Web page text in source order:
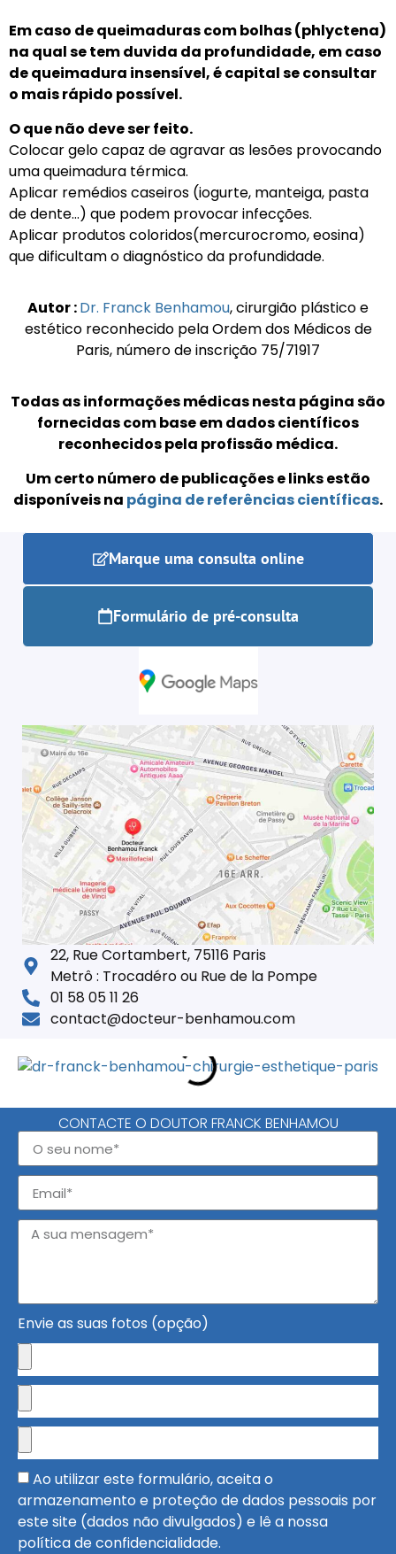
Em caso de queimaduras com bolhas (phlyctena)
na qual se tem duvida da profundidade, em caso
de queimadura insensível, é capital se consultar
o mais rápido possível.
O que não deve ser feito.
Colocar gelo capaz de agravar as lesões provocando
uma queimadura térmica.
Aplicar remédios caseiros (iogurte, manteiga, pasta
de dente…) que podem provocar infecções.
Aplicar produtos coloridos(mercurocromo, eosina)
que dificultam o diagnóstico da profundidade.
Autor :Dr. Franck Benhamou, cirurgião plástico e
estético reconhecido pela Ordem dos Médicos de
Paris, número de inscrição 75/71917
Todas as informações médicas nesta página são
fornecidas com base em dados científicos
reconhecidos pela profissão médica.
Um certo número de publicações e links estão
disponíveis na página de referências científicas.
Marque uma consulta online
Formulário de pré-consulta
22, Rue Cortambert, 75116 Paris
Metrô : Trocadéro ou Rue de la Pompe
01 58 05 11 26
contact@docteur-benhamou.com
CONTACTE O DOUTOR FRANCK BENHAMOU
Envie as suas fotos (opção)
Ao utilizar este formulário, aceita o
armazenamento e proteção de dados pessoais por
este site (dados não divulgados) e lê a nossa
política de confidencialidade.